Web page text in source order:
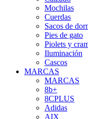
Mochilas
Cuerdas
Sacos de
Pies de gato
Piolets y
Iluminación
Cascos
MARCAS
MARCAS
8b+
8CPLUS
Adidas
AIX